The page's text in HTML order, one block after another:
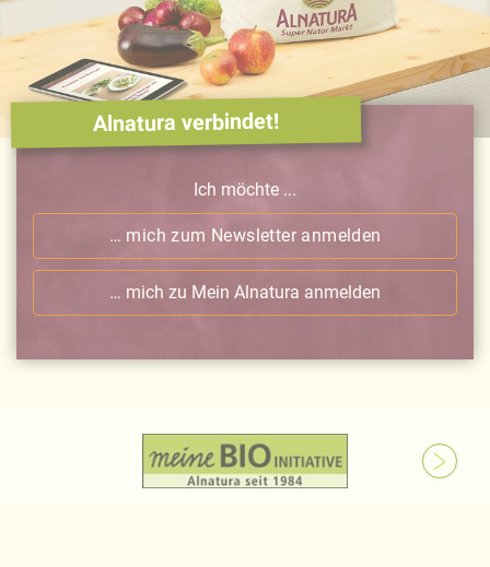
Alnatura verbindet!
Ich möchte ...
… mich zum Newsletter anmelden
… mich zu Mein Alnatura anmelden